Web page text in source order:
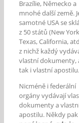
Brazílie, Německo a
mnohé další země.
samotné USA se
z 50 států (New
Texas, California,
z nichž každý
vlastní dokumenty,
tak i vlastní apostilu.
Nicméně i federální
orgány vydávají
dokumenty a
apostilu. Někdy pak